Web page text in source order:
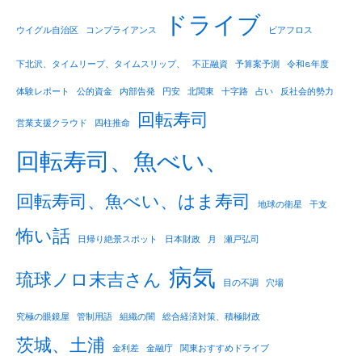
ウイグル自治区 コンプライアンス ドライブ ビアフロス
下北沢、タイムリープ、タイムスリップ、 不正融資 予算案予測 令和8年度
体験レポート 公的資金 内部告発 円安 北関東 十字路 占い 反社会的勢力
営業支援クラウド 四柱推命 回転寿司
回転寿司、魚べい、
回転寿司、魚べい、はま寿司 地球の衛星 干支
怖い話 日帰り絶景スポット 日本財政 月 瀬戸弘司
琉球ノロ末吉さん 病気 目の不調 穴場
究極の眼鏡屋 管制用語 組織の闇 総合経済対策、積極財政
茨城、土浦 金利差 金融庁 関東おすすめドライブ